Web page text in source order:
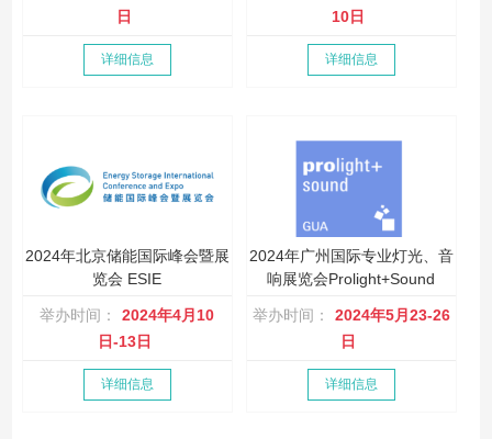
日
详细信息
10日
详细信息
2024年北京储能国际峰会暨展
览会 ESIE
举办时间：
2024年4月10
日-13日
详细信息
2024年广州国际专业灯光、音
响展览会Prolight+Sound
举办时间：
2024年5月23-26
日
详细信息